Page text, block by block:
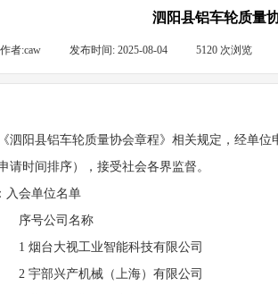
泗阳县铝车轮质量
作者:caw 发布时间: 2025-08-04 5120 次浏览
泗阳县铝车轮质量协会章程》相关规定，经单
请时间排序），接受社会各界监督。
入会单位名单
序号公司名称
1 烟台大视工业智能科技有限公司
2 宇部兴产机械（上海）有限公司